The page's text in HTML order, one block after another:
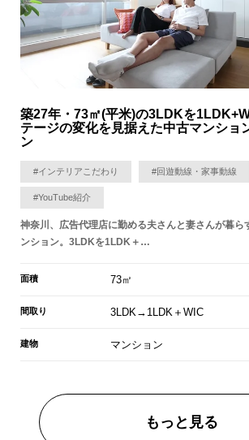
築27年・73㎡(平米)の3LDKを
テージの変化を見据えた中古マンショ
ン
#インテリアこだわり #回遊動線・家事動線
#YouTube紹介
神奈川、広告代理店に勤める夫さんと妻さんが暮ら
ンション。3LDKを1LDK＋…
面積 73㎡
間取り 3LDK→1LDK＋WIC
建物 マンション
もっと見る